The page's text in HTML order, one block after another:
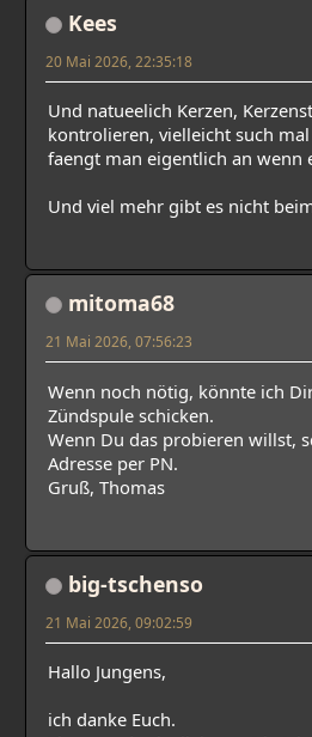
Kees
20 Mai 2026, 22:35:18
Und natueelich Kerzen,
kontrolieren, vielleicht such
faengt man eigentlich an wenn
Und viel mehr gibt es nicht
mitoma68
21 Mai 2026, 07:56:23
Wenn noch nötig, könnte ich
Zündspule schicken.
Wenn Du das probieren willst,
Adresse per PN.
Gruß, Thomas
big-tschenso
21 Mai 2026, 09:02:59
Hallo Jungens,
ich danke Euch.